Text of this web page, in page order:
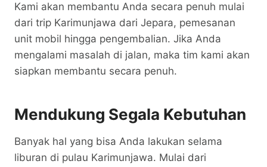
Kami akan membantu Anda secara penuh mulai
dari trip Karimunjawa dari Jepara, pemesanan
unit mobil hingga pengembalian. Jika Anda
mengalami masalah di jalan, maka tim kami akan
siapkan membantu secara penuh.
Mendukung Segala Kebutuhan
Banyak hal yang bisa Anda lakukan selama
liburan di pulau Karimunjawa. Mulai dari